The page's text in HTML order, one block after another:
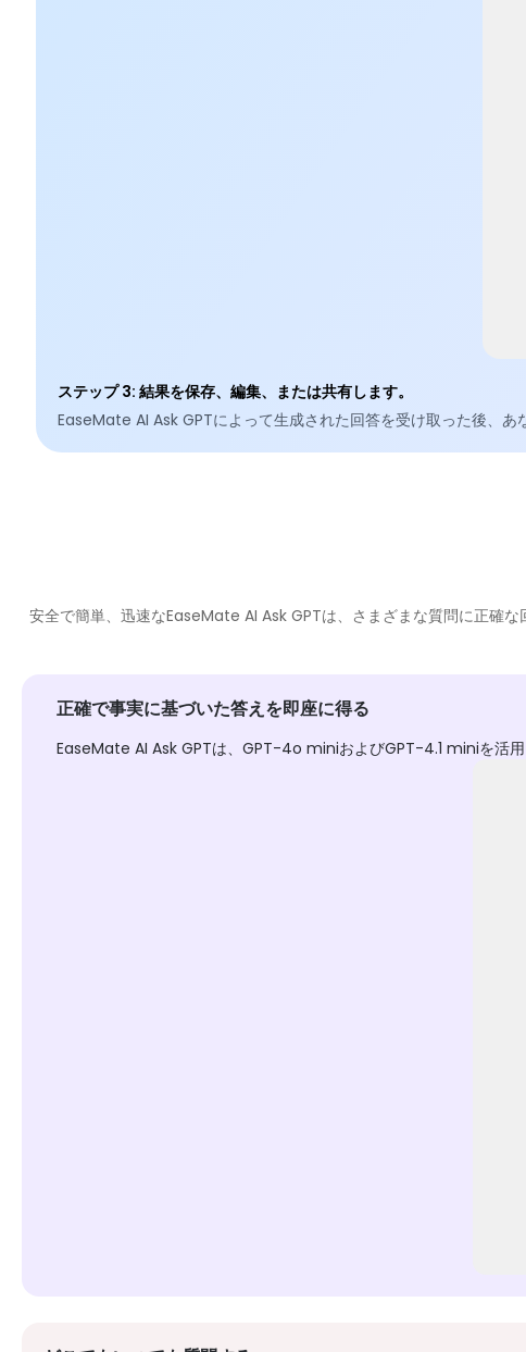
ステップ 3:結果を保存、編集、または共有します。
EaseMate AI Ask GPTによって生成された回答を受け取った後、
安全で簡単、迅速なEaseMate AI Ask GPTは、さまざまな質問に正確
正確で事実に基づいた答えを即座に得る
EaseMate AI Ask GPTは、GPT-4o miniおよびGPT-4.1 miniを活用